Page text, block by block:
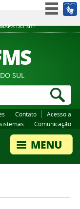
DO SITE
Participe
Legislação
Canais
SUL
Contato
Acesso a
sistemas
Comunicação